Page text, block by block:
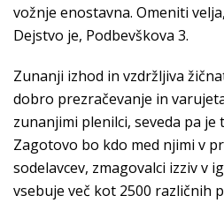
vožnje enostavna. Omeniti
Dejstvo je, Podbevškova 3.
Zunanji izhod in vzdržljiva
dobro prezračevanje in
zunanjimi plenilci, seveda pa
Zagotovo bo kdo med njimi v
sodelavcev, zmagovalci izziv v
vsebuje več kot 2500 različnih